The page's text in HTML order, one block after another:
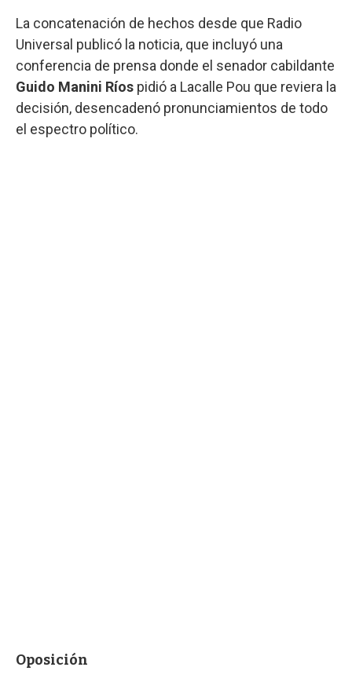
La concatenación de hechos desde que Radio
Universal publicó la noticia, que incluyó una
conferencia de prensa donde el senador cabildante
Guido Manini Ríos pidió a Lacalle Pou que reviera la
decisión, desencadenó pronunciamientos de todo
el espectro político.
Oposición